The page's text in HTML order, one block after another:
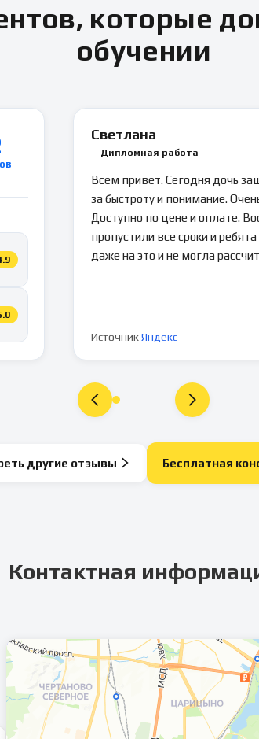
которые
обучении
Светлана
Дипломная работа
Всем привет. Сегодня дочь
за быстроту и понимание.
Доступно по цене и оплате.
пропустили все сроки и
даже на это и не могла
Источник Яндекс
другие отзывы Бесплатная
Контактная